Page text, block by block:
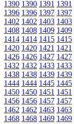
1390 1390 1391 1391
1396 1396 1397 1397
1402 1402 1403 1403
1408 1408 1409 1409
1414 1414 1415 1415
1420 1420 1421 1421
1426 1426 1427 1427
1432 1432 1433 1433
1438 1438 1439 1439
1444 1444 1445 1445
1450 1450 1451 1451
1456 1456 1457 1457
1462 1462 1463 1463
1468 1468 1469 1469